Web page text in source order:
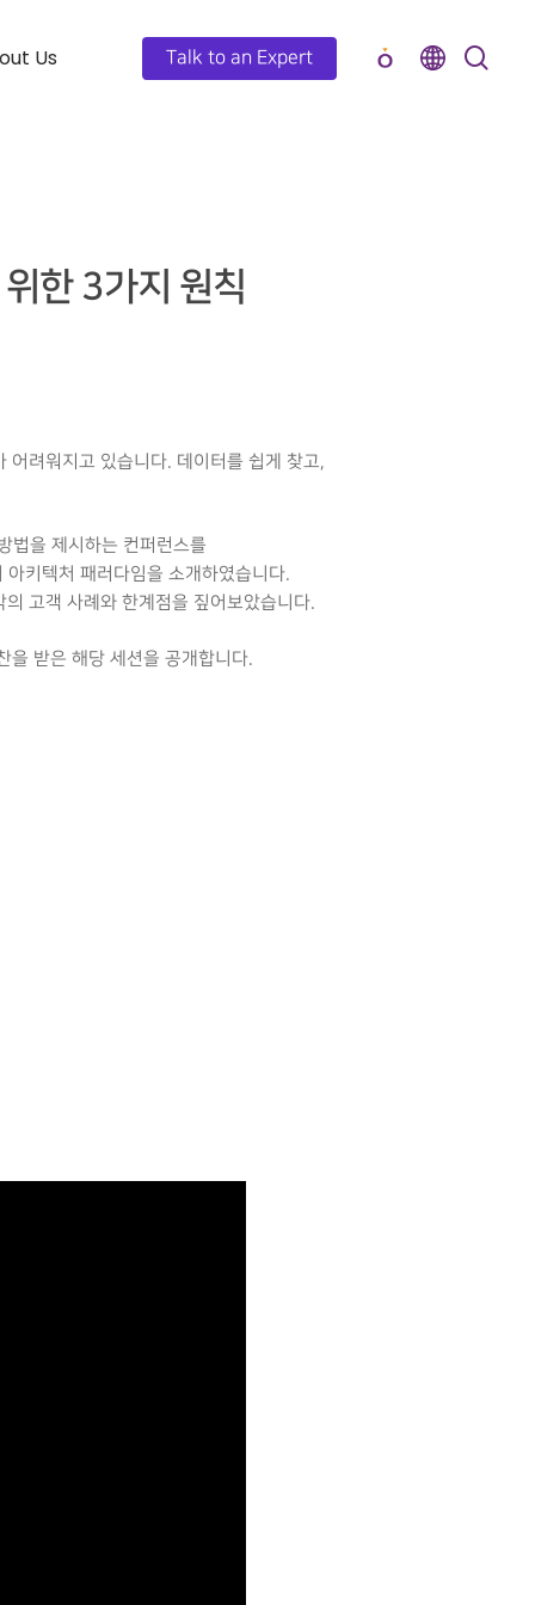
Us Talk to an Expert
한 3가지 원칙
어려워지고 있습니다. 데이터를 쉽게 찾고,
법을 제시하는 컨퍼런스를
키텍처 패러다임을 소개하였습니다.
고객 사례와 한계점을 짚어보았습니다.
을 받은 해당 세션을 공개합니다.